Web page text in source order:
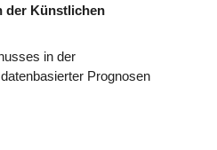
der Künstlichen
in der
Prognosen